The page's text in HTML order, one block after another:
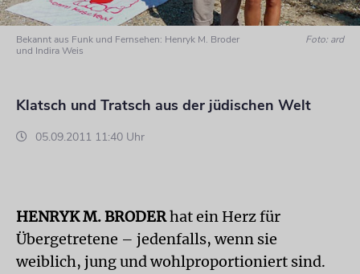
Bekannt aus Funk und Fernsehen: Henryk M. Broder
und Indira Weis
Foto: ard
Klatsch und Tratsch aus der jüdischen Welt
05.09.2011 11:40 Uhr
HENRYK M. BRODERhat ein Herz für
Übergetretene – jedenfalls, wenn sie
weiblich, jung und wohlproportioniert sind.